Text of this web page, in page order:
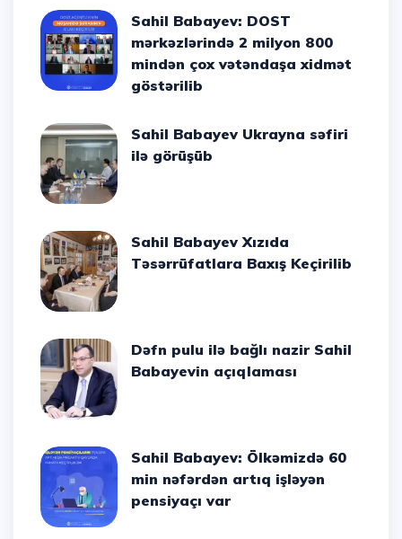
Sahil Babayev: DOST
mərkəzlərində 2 milyon 800
mindən çox vətəndaşa xidmət
göstərilib
Sahil Babayev Ukrayna səfiri
ilə görüşüb
Sahil Babayev Xızıda
Təsərrüfatlara Baxış Keçirilib
Dəfn pulu ilə bağlı nazir Sahil
Babayevin açıqlaması
Sahil Babayev: Ölkəmizdə 60
min nəfərdən artıq işləyən
pensiyaçı var